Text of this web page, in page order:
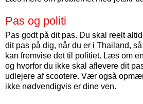
Pas og politi
Pas godt på dit pas. Du skal reelt
dit pas på dig, når du er i Thailand, så
kan fremvise det til politiet. Læs om
og hvorfor du ikke skal aflevere dit
udlejere af scootere. Vær også
ikke nødvendigvis er dine ven.